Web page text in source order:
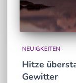
NEUIGKEITEN
Hitze
Gewitter